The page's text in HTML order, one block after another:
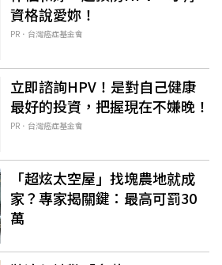
資格說愛妳！
PR．台灣癌症基金會
立即諮詢HPV！是對自己健康
最好的投資，把握現在不嫌晚！
PR．台灣癌症基金會
「超炫太空屋」找塊農地就成
家？專家揭關鍵：最高可罰30
萬